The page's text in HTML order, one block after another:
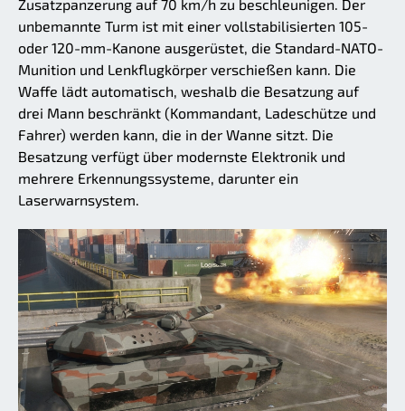
Zusatzpanzerung auf 70 km/h zu beschleunigen. Der
unbemannte Turm ist mit einer vollstabilisierten 105-
oder 120-mm-Kanone ausgerüstet, die Standard-NATO-
Munition und Lenkflugkörper verschießen kann. Die
Waffe lädt automatisch, weshalb die Besatzung auf
drei Mann beschränkt (Kommandant, Ladeschütze und
Fahrer) werden kann, die in der Wanne sitzt. Die
Besatzung verfügt über modernste Elektronik und
mehrere Erkennungssysteme, darunter ein
Laserwarnsystem.